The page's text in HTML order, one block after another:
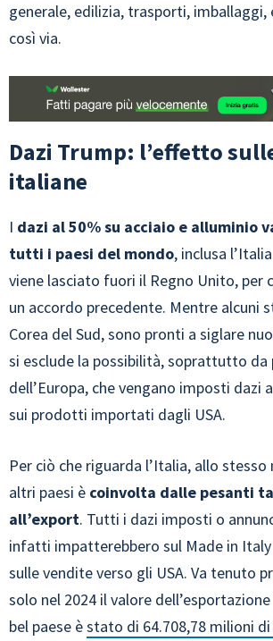
generale, edilizia, trasporti,
così via.
Dazi Trump: l’effetto
italiane
I dazi al 50% su acciaio e alluminio
tutti i paesi del mondo, inclusa
viene lasciato fuori il Regno Unito, per
un accordo precedente. Mentre alcuni
Corea del Sud, sono pronti a siglare
si esclude la possibilità, soprattutto da
dell’Europa, che vengano imposti dazi
sui prodotti importati dagli USA.
Per ciò che riguarda l’Italia, allo
altri paesi è coinvolta dalle pesanti
all’export. Tutti i dazi imposti o
infatti impatterebbero sul Made in Italy
sulle vendite verso gli USA. Va tenuto
solo nel 2024 il valore
bel paese èstato di 64.708,78 milioni